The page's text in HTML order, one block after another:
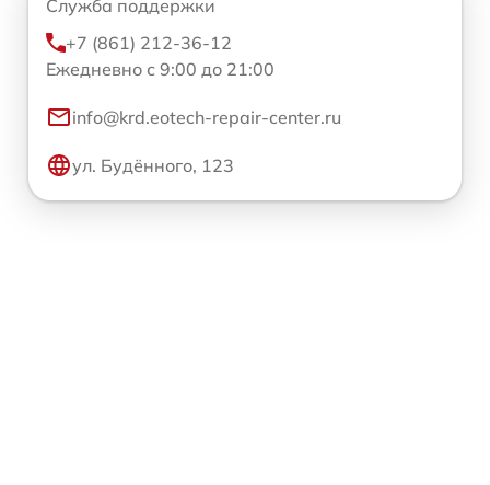
Служба поддержки
+7 (861) 212-36-12
Ежедневно с 9:00 до 21:00
info@krd.eotech-repair-center.ru
ул. Будённого, 123